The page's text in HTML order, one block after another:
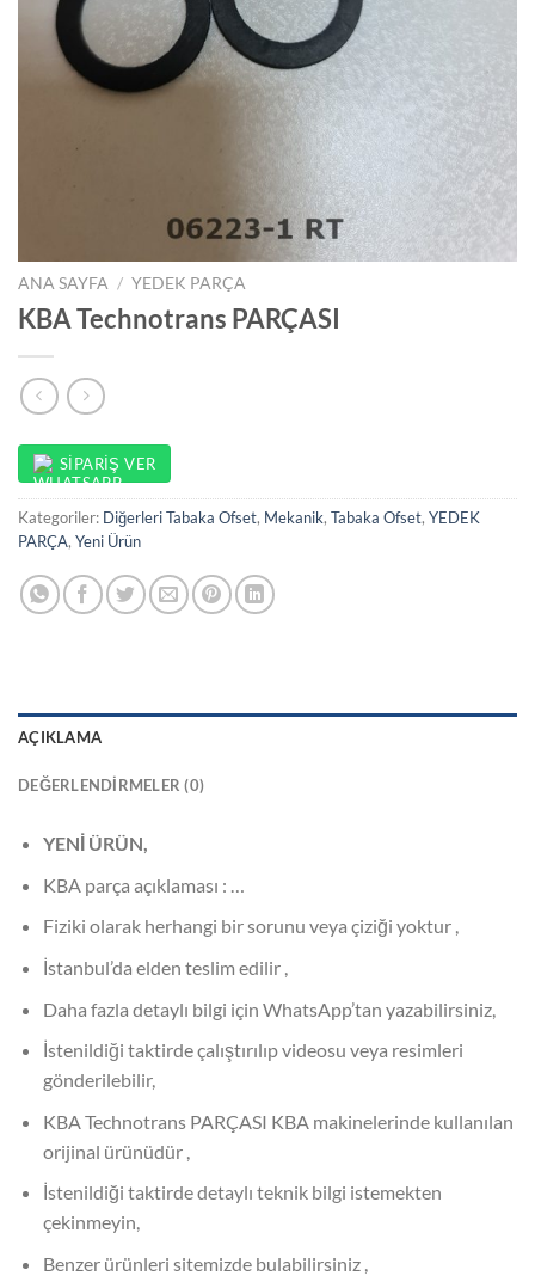
ANA SAYFA / YEDEK PARÇA
KBA Technotrans PARÇASI
SIPARIŞ VER
Kategoriler: Diğerleri Tabaka Ofset, Mekanik, Tabaka Ofset, YEDEK
PARÇA, Yeni Ürün
AÇIKLAMA
DEĞERLENDIRMELER (0)
YENİ ÜRÜN,
KBA parça açıklaması : …
Fiziki olarak herhangi bir sorunu veya çiziği yoktur ,
İstanbul’da elden teslim edilir ,
Daha fazla detaylı bilgi için WhatsApp’tan yazabilirsiniz,
İstenildiği taktirde çalıştırılıp videosu veya resimleri
gönderilebilir,
KBA Technotrans PARÇASI KBA makinelerinde kullanılan
orijinal ürünüdür ,
İstenildiği taktirde detaylı teknik bilgi istemekten
çekinmeyin,
Benzer ürünleri sitemizde bulabilirsiniz ,